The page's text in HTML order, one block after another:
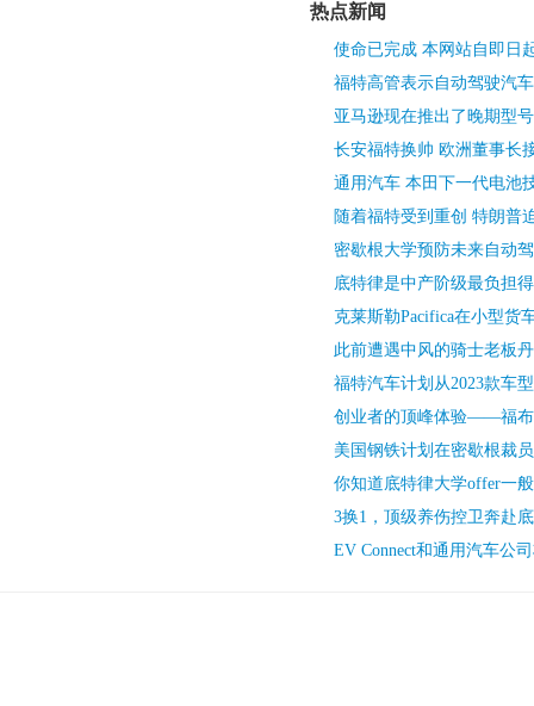
热点新闻
使命已完成 本网站自即日
福特高管表示自动驾驶汽
亚马逊现在推出了晚期型
长安福特换帅 欧洲董事长
通用汽车 本田下一代电池
随着福特受到重创 特朗普
密歇根大学预防未来自动
底特律是中产阶级最负担
克莱斯勒Pacifica在小型货
此前遭遇中风的骑士老板
福特汽车计划从2023款车
创业者的顶峰体验——福布
美国钢铁计划在密歇根裁
你知道底特律大学offer一
3换1，顶级养伤控卫奔赴
EV Connect和通用汽车公